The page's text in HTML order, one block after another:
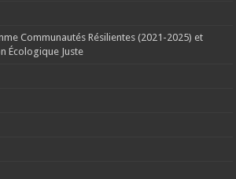
Communautés Résilientes (2021-2025) et
Écologique Juste